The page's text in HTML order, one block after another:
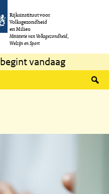
Rijksinstituut voor
Volksgezondheid
en Milieu
Ministerie van Volksgezondheid,
Welzijn en Sport
begint vandaag